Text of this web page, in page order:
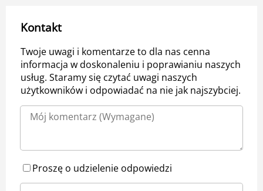
Kontakt
Twoje uwagi i komentarze to dla nas cenna
informacja w doskonaleniu i poprawianiu naszych
usług. Staramy się czytać uwagi naszych
użytkowników i odpowiadać na nie jak najszybciej.
Proszę o udzielenie odpowiedzi